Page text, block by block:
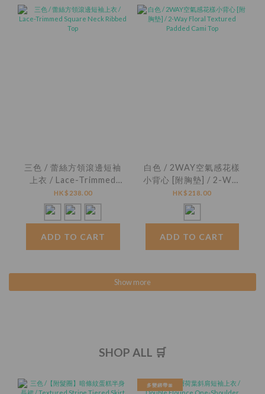
三色 / 蕾絲方領滾邊短袖
上衣 / Lace-Trimmed
Square Neck Ribbed
Top
HK$238.00
ADD TO CART
白色 / 2WAY空氣感花樣
小背心 [附胸墊] / 2-Way
Floral Textured
Padded Cami Top
HK$218.00
ADD TO CART
Show more
SHOP ALL 🛒
多變綁帶🎀